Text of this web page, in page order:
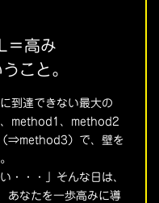
＝高み
こと。
到達できない最大の
method1、method2
⇒method3）で、壁を
・・・」そんな日は、
あなたを一歩高みに導